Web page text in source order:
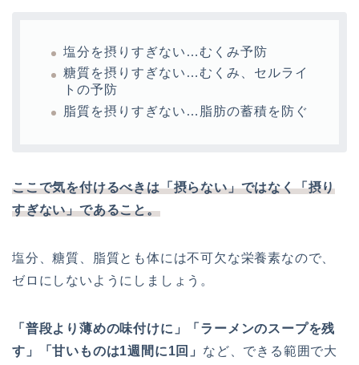
塩分を摂りすぎない…むくみ予防
糖質を摂りすぎない…むくみ、セルライ
トの予防
脂質を摂りすぎない…脂肪の蓄積を防ぐ
ここで気を付けるべきは「摂らない」ではなく「摂り
すぎない」であること。
塩分、糖質、脂質とも体には不可欠な栄養素なので、
ゼロにしないようにしましょう。
「普段より薄めの味付けに」「ラーメンのスープを残
す」「甘いものは1週間に1回」 など、できる範囲で大